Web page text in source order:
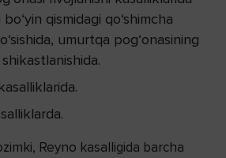
qismidagi qo‘shimcha
umurtqa pog‘onasining
Reyno kasalligida barcha